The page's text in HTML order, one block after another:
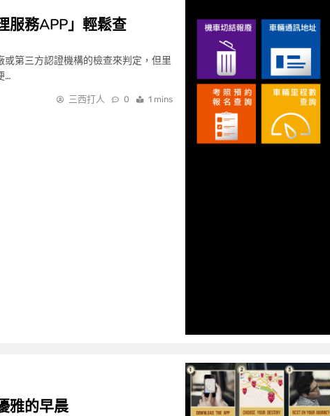
服務APP」輕鬆查
第三方認證機構的檢查來判定，但里
…
三西打人 0 1 mins
雅的早晨